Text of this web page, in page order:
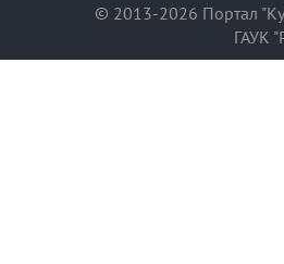
© 2013-2026 Портал
ГАУК